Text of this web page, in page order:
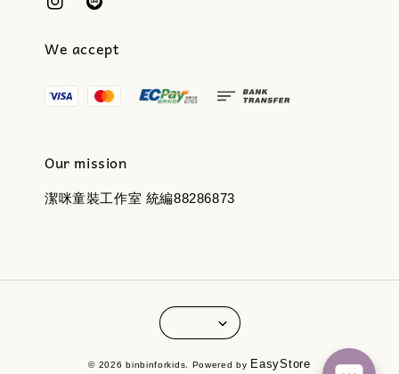
We accept
Our mission
潔咪童裝工作室 統編88286873
© 2026 binbinforkids. Powered by EasyStore